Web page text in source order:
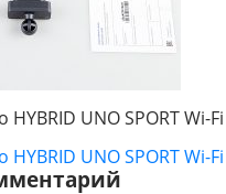
UNO SPORT Wi-
UNO SPORT Wi-